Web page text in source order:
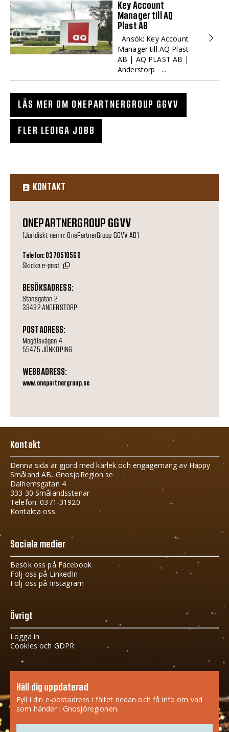
Key Account
Manager till AQ
Plast AB
Ansök; Key Account
Manager till AQ Plast
AB | AQ PLAST AB |
Anderstorp ...
LÄS MER OM ONEPARTNERGROUP GGVV
FLER LEDIGA JOBB
KONTAKT
ONEPARTNERGROUP GGVV
(Juridiskt namn: OnePartnerGroup GGVV AB)
Telefon: 0370510560
Skicka e-post
BESÖKSADRESS:
Stansgatan 2
33432 ANDERSTORP
POSTADRESS:
Mogölsvägen 4
55475 JÖNKÖPING
WEBBADRESS:
www.onepartnergroup.se
Kontakt
Denna sida är gjord med kärlek och engagemang av Happy
Småland AB, GnosjoRegion.se
Dalhemsgatan 4
333 30 Smålandsstenar
Telefon: 0371-31920
Kontakta oss
Sociala medier
Besök oss på Facebook
Följ oss på LinkedIn
Följ oss på Instagram
Övrigt
Logga in
Cookies och GDPR
Håll dig uppdaterad
Fyll i din e-postadress i fältet nedan och få info om vad
som händer i Gnosjöregionen.